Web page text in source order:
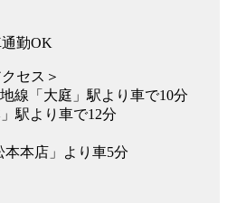
勤OK
セス＞
線「大庭」駅より車で10分
駅より車で12分
本本店」より車5分